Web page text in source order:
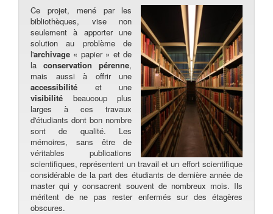
Ce projet, mené par les
bibliothèques, vise non
seulement à apporter une
solution au problème de
l'archivage « papier » et de
laconservation pérenne,
mais aussi à offrir une
accessibilité et une
visibilité beaucoup plus
larges à ces travaux
d'étudiants dont bon nombre
sont de qualité. Les
mémoires, sans être de
véritables publications
scientifiques, représentent un travail et un effort scientifique
considérable de la part des étudiants de dernière année de
master qui y consacrent souvent de nombreux mois. Ils
méritent de ne pas rester enfermés sur des étagères
obscures.